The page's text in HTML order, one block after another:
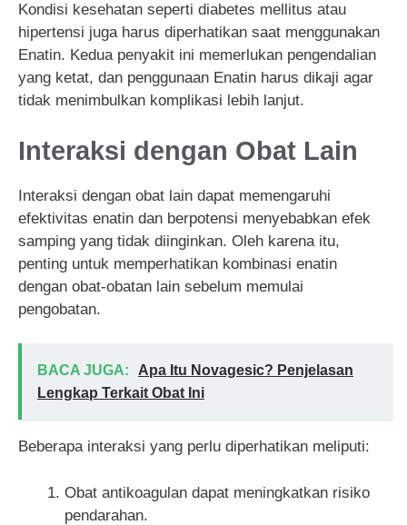
Kondisi kesehatan seperti diabetes mellitus atau
hipertensi juga harus diperhatikan saat menggunakan
Enatin. Kedua penyakit ini memerlukan pengendalian
yang ketat, dan penggunaan Enatin harus dikaji agar
tidak menimbulkan komplikasi lebih lanjut.
Interaksi dengan Obat Lain
Interaksi dengan obat lain dapat memengaruhi
efektivitas enatin dan berpotensi menyebabkan efek
samping yang tidak diinginkan. Oleh karena itu,
penting untuk memperhatikan kombinasi enatin
dengan obat-obatan lain sebelum memulai
pengobatan.
BACA JUGA:
Apa Itu Novagesic? Penjelasan
Lengkap Terkait Obat Ini
Beberapa interaksi yang perlu diperhatikan meliputi:
Obat antikoagulan dapat meningkatkan risiko
pendarahan.